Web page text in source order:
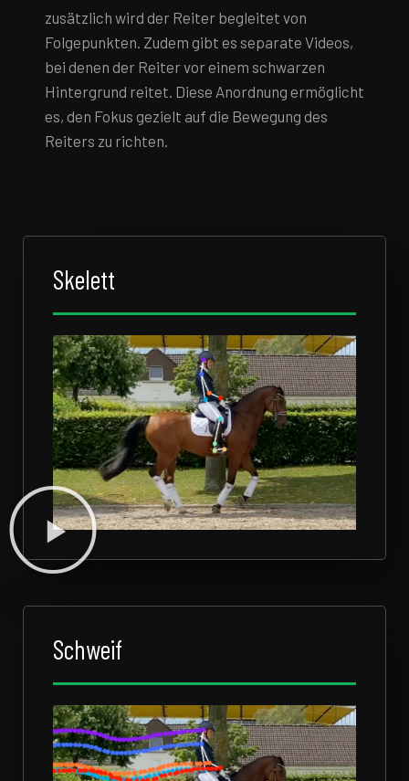
zusätzlich wird der Reiter begleitet von
Folgepunkten. Zudem gibt es separate Videos,
bei denen der Reiter vor einem schwarzen
Hintergrund reitet. Diese Anordnung ermöglicht
es, den Fokus gezielt auf die Bewegung des
Reiters zu richten.
Skelett
Schweif